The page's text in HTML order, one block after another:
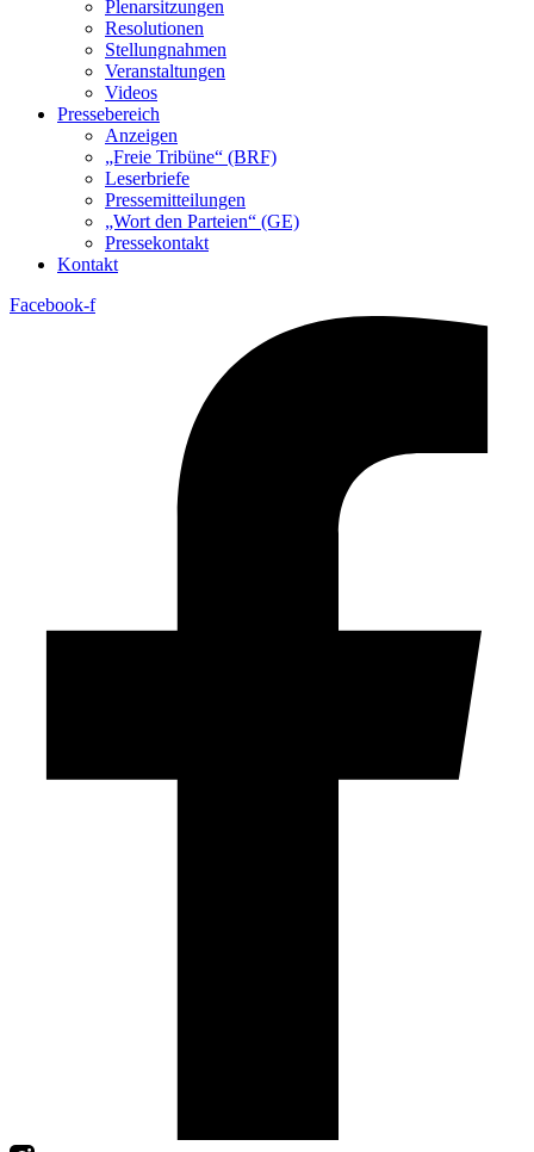
Plenarsitzungen
Resolutionen
Stellungnahmen
Veranstaltungen
Videos
Pressebereich
Anzeigen
„Freie Tribüne“ (BRF)
Leserbriefe
Pressemitteilungen
„Wort den Parteien“ (GE)
Pressekontakt
Kontakt
Facebook-f